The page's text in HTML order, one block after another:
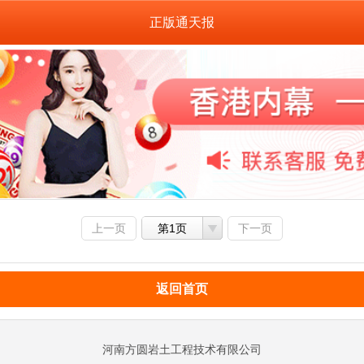
正版通天报
上一页 第1页 下一页
返回首页
河南方圆岩土工程技术有限公司